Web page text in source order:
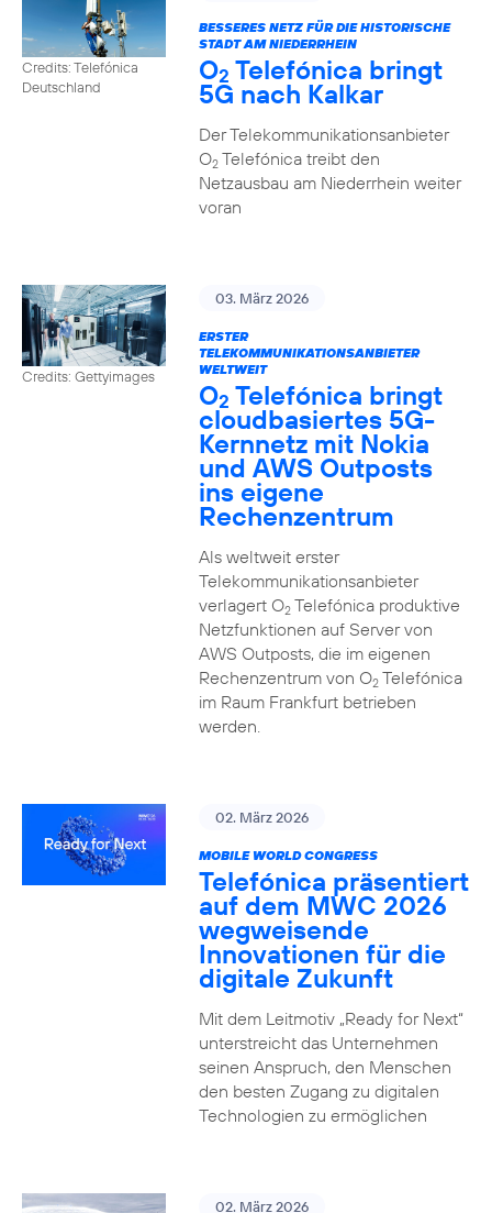
Credits: Telefónica
Deutschland
BESSERES NETZ FÜR DIE HISTORISCHE
STADT AM NIEDERRHEIN
O2 Telefónica bringt
5G nach Kalkar
Der Telekommunikationsanbieter
O2Telefónica treibt den
Netzausbau am Niederrhein weiter
voran
Credits: Gettyimages
03. März 2026
ERSTER
TELEKOMMUNIKATIONSANBIETER
WELTWEIT
O2 Telefónica bringt
cloudbasiertes 5G-
Kernnetz mit Nokia
und AWS Outposts
ins eigene
Rechenzentrum
Als weltweit erster
Telekommunikationsanbieter
verlagert O2Telefónica produktive
Netzfunktionen auf Server von
AWS Outposts, die im eigenen
Rechenzentrum von O2Telefónica
im Raum Frankfurt betrieben
werden.
02. März 2026
MOBILE WORLD CONGRESS
Telefónica präsentiert
auf dem MWC 2026
wegweisende
Innovationen für die
digitale Zukunft
Mit dem Leitmotiv „Ready for Next“
unterstreicht das Unternehmen
seinen Anspruch, den Menschen
den besten Zugang zu digitalen
Technologien zu ermöglichen
02. März 2026